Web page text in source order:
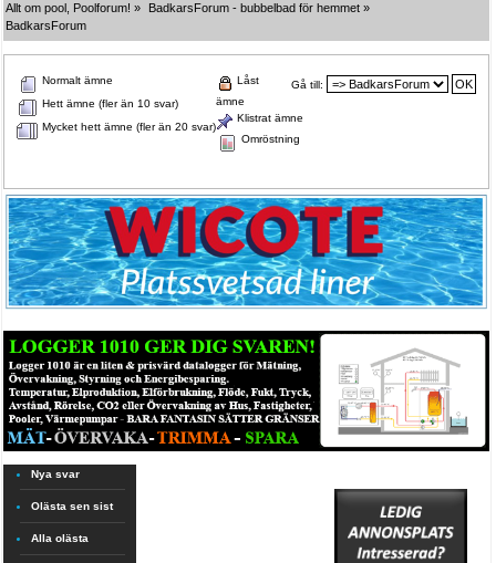
Allt om pool, Poolforum! » BadkarsForum - bubbelbad för hemmet »
BadkarsForum
Gå till:
Normalt ämne
Hett ämne (fler än 10 svar)
Mycket hett ämne (fler än 20 svar)
Låst
ämne
Klistrat ämne
Omröstning
Nya svar
Olästa sen sist
Alla olästa